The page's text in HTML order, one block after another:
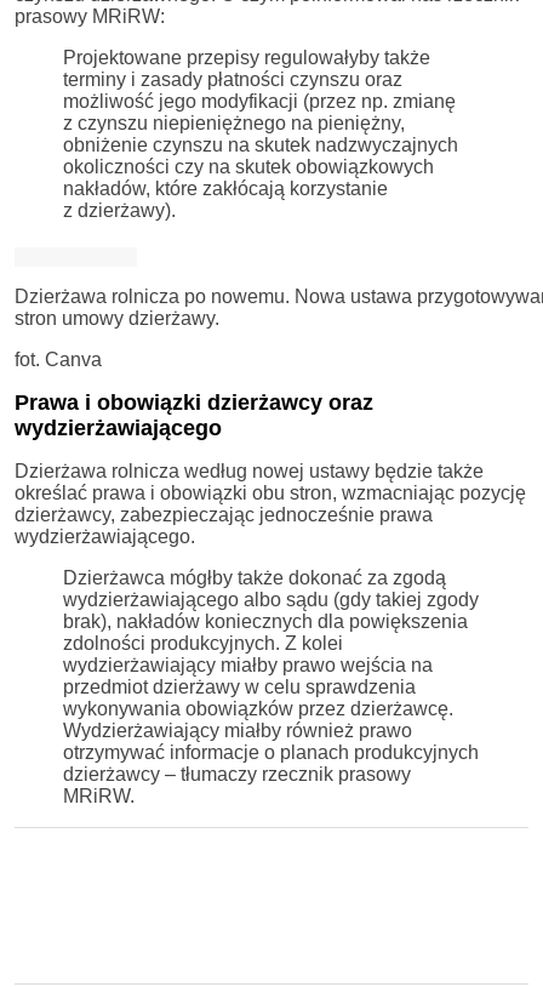
prasowy MRiRW:
Projektowane przepisy regulowałyby także
terminy i zasady płatności czynszu oraz
możliwość jego modyfikacji (przez np. zmianę
z czynszu niepieniężnego na pieniężny,
obniżenie czynszu na skutek nadzwyczajnych
okoliczności czy na skutek obowiązkowych
nakładów, które zakłócają korzystanie
z dzierżawy).
Dzierżawa rolnicza po nowemu. Nowa ustawa
stron umowy dzierżawy.
fot. Canva
Prawa i obowiązki dzierżawcy oraz
wydzierżawiającego
Dzierżawa rolnicza według nowej ustawy będzie także
określać prawa i obowiązki obu stron, wzmacniając pozycję
dzierżawcy, zabezpieczając jednocześnie prawa
wydzierżawiającego.
Dzierżawca mógłby także dokonać za zgodą
wydzierżawiającego albo sądu (gdy takiej zgody
brak), nakładów koniecznych dla powiększenia
zdolności produkcyjnych. Z kolei
wydzierżawiający miałby prawo wejścia na
przedmiot dzierżawy w celu sprawdzenia
wykonywania obowiązków przez dzierżawcę.
Wydzierżawiający miałby również prawo
otrzymywać informacje o planach produkcyjnych
dzierżawcy – tłumaczy rzecznik prasowy
MRiRW.